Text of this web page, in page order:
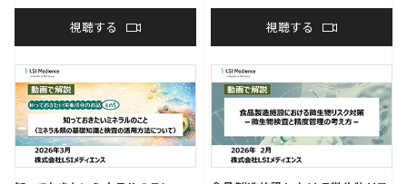
視聴する 視聴する